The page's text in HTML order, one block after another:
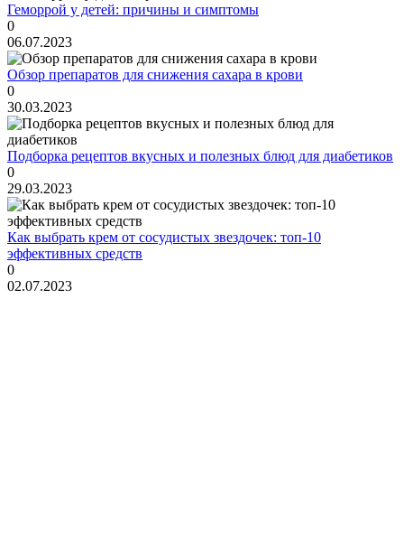
Геморрой у детей: причины и симптомы
0
06.07.2023
Обзор препаратов для снижения сахара в крови
0
30.03.2023
Подборка рецептов вкусных и полезных блюд для диабетиков
0
29.03.2023
Как выбрать крем от сосудистых звездочек: топ-10
эффективных средств
0
02.07.2023